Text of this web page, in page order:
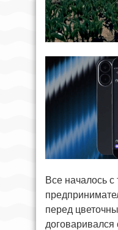
Все началось с
перед
договаривался